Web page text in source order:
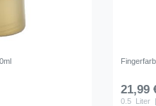
21,99
0.5 Liter